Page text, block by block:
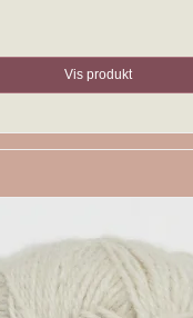
Vis produkt